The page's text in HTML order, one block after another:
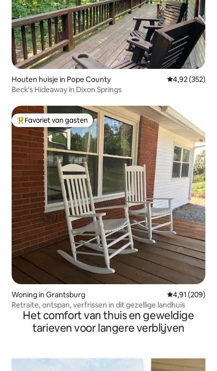
Houten huisje in Pope County Gemiddelde
4,92 (352)
Beck's Hideaway in Dixon Springs
Topfavoriet van gasten
Favoriet van gasten
Woning in Grantsburg Gemiddelde
4,91 (209)
Retraite, ontspan, verfrissen in dit gezellige landhuis
Het comfort van thuis en geweldige
tarieven voor langere verblijven